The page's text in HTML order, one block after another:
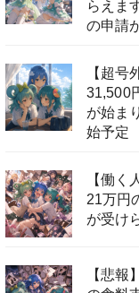
らえま
の申請
【超号
31,500
が始ま
始予定
【働く
21万円
が受け
【悲報